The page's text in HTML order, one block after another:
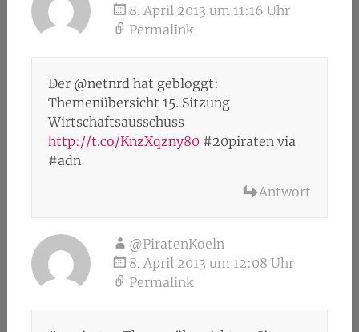
8. April 2013 um 11:16 Uhr
Permalink
Der @netnrd hat gebloggt:
Themenübersicht 15. Sitzung
Wirtschaftsausschuss
http://t.co/KnzXqzny80 #20piraten via
#adn
Antwort
@PiratenKoeln
8. April 2013 um 12:08 Uhr
Permalink